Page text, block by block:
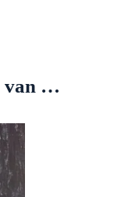
van …